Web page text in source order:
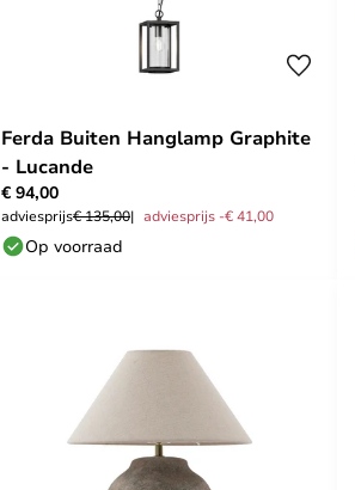
Ferda Buiten Hanglamp Graphite
- Lucande
€ 94,00
adviesprijs€ 135,00 adviesprijs -€ 41,00
Op voorraad